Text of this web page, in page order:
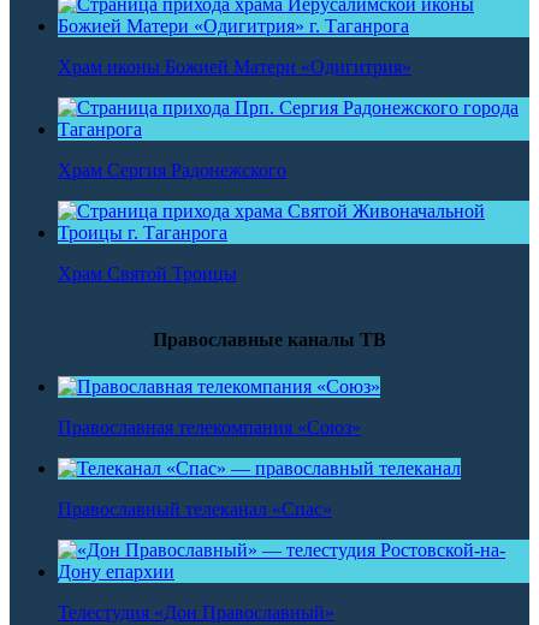
Храм иконы Божией Матери «Одигитрия»
Храм Сергия Радонежского
Храм Святой Троицы
Православные каналы ТВ
Православная телекомпания «Союз»
Православный телеканал «Спас»
Телестудия «Дон Православный»